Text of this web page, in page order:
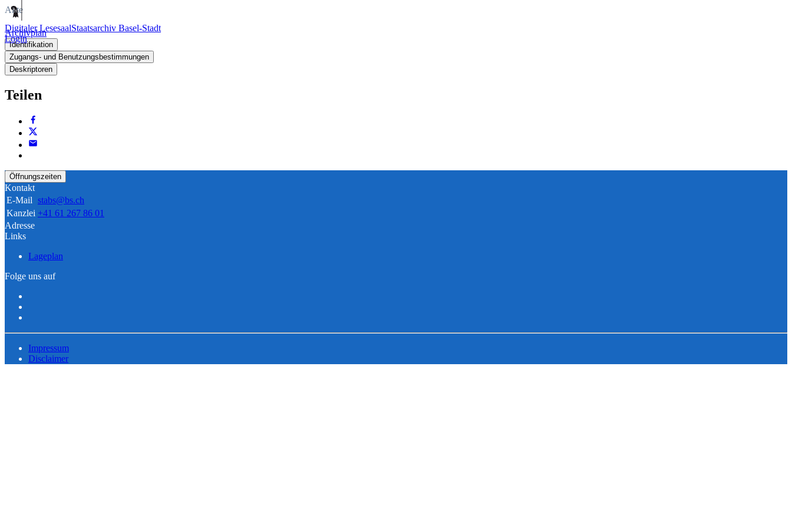
Digitaler LesesaalStaatsarchiv Basel-Stadt
Login
Akte
Archivplan
Identifikation
Zugangs- und Benutzungsbestimmungen
Deskriptoren
Teilen
Öffnungszeiten
Kontakt
E-Mail stabs@bs.ch
Kanzlei +41 61 267 86 01
Adresse
Links
Lageplan
Folge uns auf
Impressum
Disclaimer